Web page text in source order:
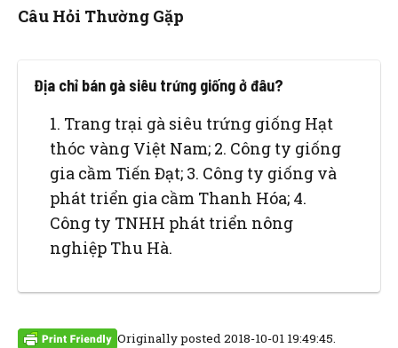
Câu Hỏi Thường Gặp
Địa chỉ bán gà siêu trứng giống ở đâu?
1. Trang trại gà siêu trứng giống Hạt
thóc vàng Việt Nam; 2. Công ty giống
gia cầm Tiến Đạt; 3. Công ty giống và
phát triển gia cầm Thanh Hóa; 4.
Công ty TNHH phát triển nông
nghiệp Thu Hà.
Originally posted 2018-10-01 19:49:45.